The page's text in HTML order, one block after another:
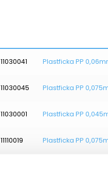
11030041 Plastficka PP
11030045 Plastficka PP
11030001 Plastficka PP
11110019 Plastficka PP